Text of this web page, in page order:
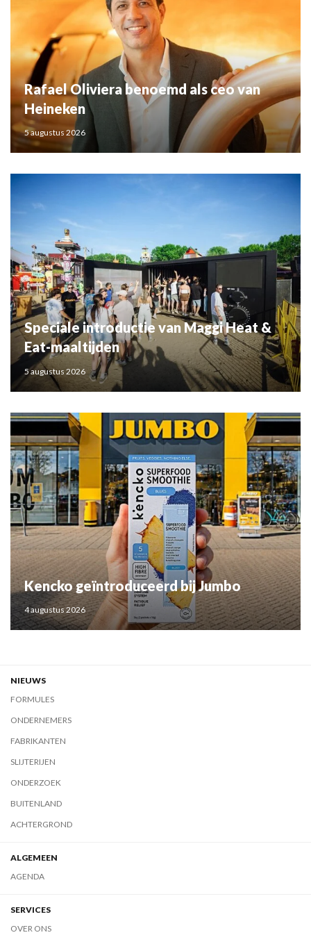
Rafael Oliviera benoemd als ceo van
Heineken
5 augustus 2026
Speciale introductie van Maggi Heat &
Eat-maaltijden
5 augustus 2026
Kencko geïntroduceerd bij Jumbo
4 augustus 2026
NIEUWS
FORMULES
ONDERNEMERS
FABRIKANTEN
SLIJTERIJEN
ONDERZOEK
BUITENLAND
ACHTERGROND
ALGEMEEN
AGENDA
SERVICES
OVER ONS